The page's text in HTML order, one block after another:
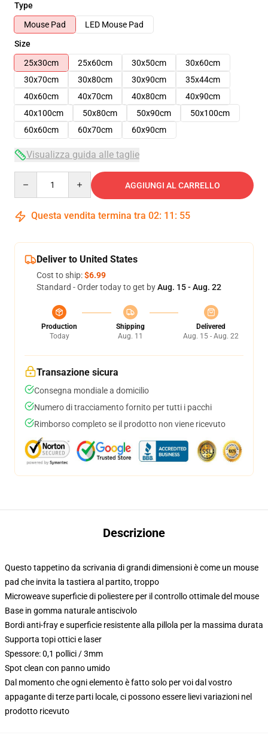
Type
Mouse Pad
LED Mouse Pad
Size
25x30cm
25x60cm 30x50cm
30x60cm
30x70cm
30x80cm 30x90cm
35x44cm
40x60cm
40x70cm 40x80cm
40x90cm
40x100cm
50x80cm 50x90cm
50x100cm
60x60cm
60x70cm 60x90cm
Visualizza guida alle taglie
AGGIUNGI AL CARRELLO
Questa vendita termina tra 02: 11 : 54
Deliver to United States
Cost to ship:$6.99
Standard - Order today to get byAug. 15 - Aug. 22
Production
Today
Shipping
Aug. 11
Delivered
Aug. 15 - Aug. 22
Transazione sicura
Consegna mondiale a domicilio
Numero di tracciamento fornito per tutti i pacchi
Rimborso completo se il prodotto non viene ricevuto
Descrizione
Questo tappetino da scrivania di grandi dimensioni è come un mouse
pad che invita la tastiera al partito, troppo
Microweave superficie di poliestere per il controllo ottimale del mouse
Base in gomma naturale antiscivolo
Bordi anti-fray e superficie resistente alla pillola per la massima durata
Supporta topi ottici e laser
Spessore: 0,1 pollici / 3mm
Spot clean con panno umido
Dal momento che ogni elemento è fatto solo per voi dal vostro
appagante di terze parti locale, ci possono essere lievi variazioni nel
prodotto ricevuto